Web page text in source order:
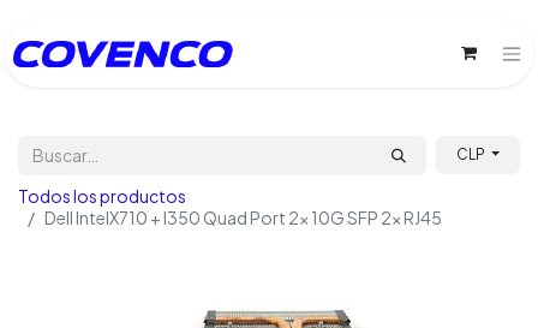
CLP
Todos los productos
Dell IntelX710 + I350 Quad Port 2x 10G SFP 2x RJ45